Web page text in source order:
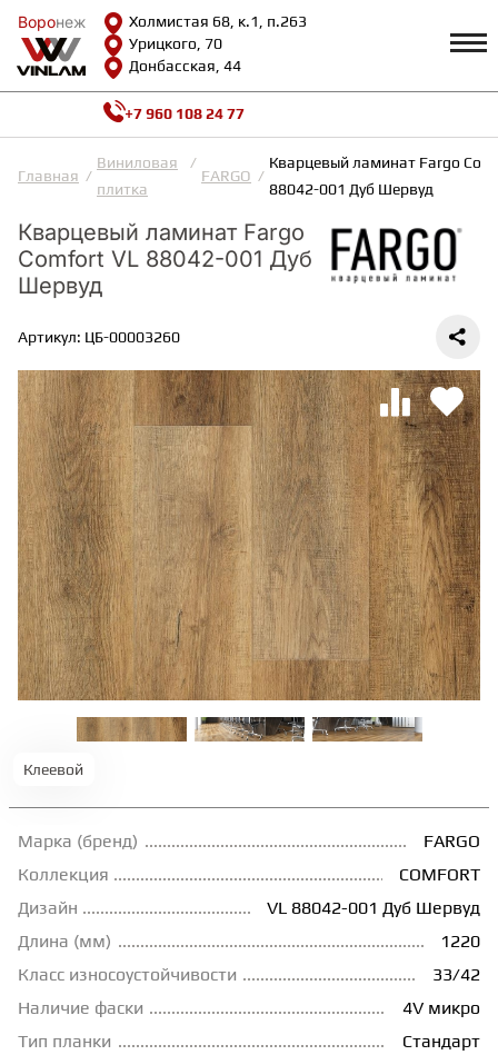
Воронеж
Холмистая 68, к.1, п.263
Урицкого, 70
Донбасская, 44
Воронеж
КАТАЛОГ Профиль
Возврат и гарантии
Сотрудничество
Вопросы и ответы
Видеообзоры
Как выбрать
Калькулятор
О нас
Контакты
ВИНИЛОВАЯ ПЛИТКА
ИНЖЕНЕРНАЯ ДОСКА
ПАРКЕТНАЯ ДОСКА
ТЕРРАСНАЯ ДОСКА
КОВРОВАЯ ПЛИТКА
МОДУЛЬНЫЕ ПВХ
ПОДЛОЖКА
НАЛИВНОЙ ПОЛ
+7 960 108 24 77
Главная
Виниловая
плитка
FARGO
Кварцевый ламинат Fargo
88042-001 Дуб Шервуд
Кварцевый ламинат Fargo
Comfort VL 88042-001 Дуб
Шервуд
Артикул: ЦБ-00003260
Клеевой
Марка (бренд)
FARGO
Коллекция
COMFORT
Дизайн
VL 88042-001 Дуб Шервуд
Длина (мм)
1220
Класс износоустойчивости
33/42
Наличие фаски
4V микро
Тип планки
Стандарт